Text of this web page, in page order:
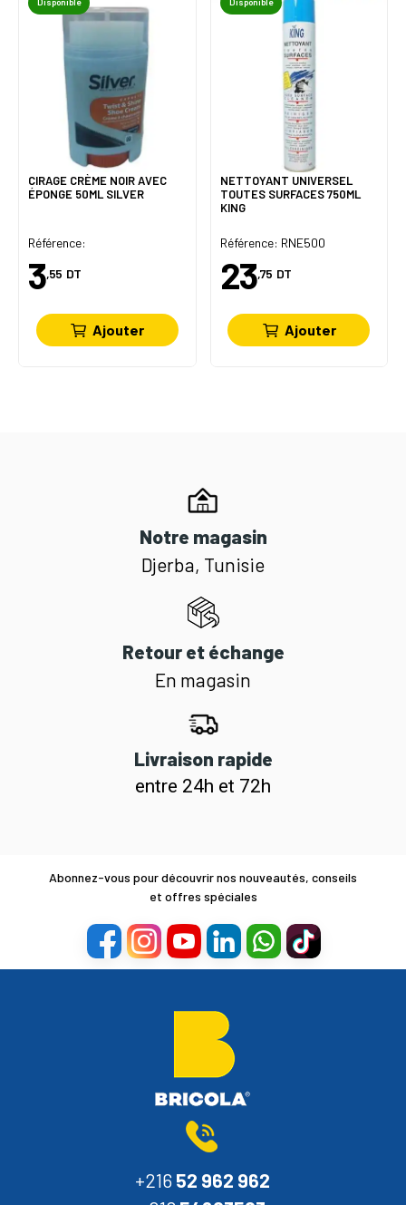
Disponible
CIRAGE CRÈME NOIR AVEC
ÉPONGE 50ML SILVER
Référence:
3,55 DT
Ajouter
Disponible
NETTOYANT UNIVERSEL
TOUTES SURFACES 750ML
KING
Référence: RNE500
23,75 DT
Ajouter
Notre magasin
Djerba, Tunisie
Retour et échange
En magasin
Livraison rapide
entre 24h et 72h
Abonnez-vous pour découvrir nos nouveautés, conseils
et offres spéciales
+216 52 962 962